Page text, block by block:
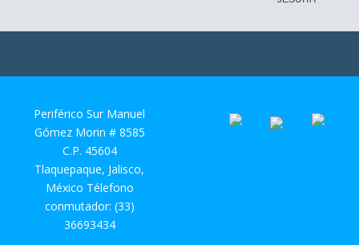
Periférico Sur Manuel
Gómez Morin # 8585
C.P. 45604
Tlaquepaque, Jalisco,
México Télefono
conmutador: (33)
36693434